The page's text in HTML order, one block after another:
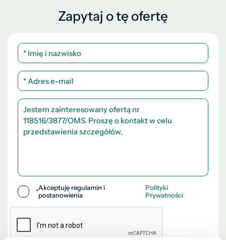
Zapytaj o tę ofertę
*Akceptuję regulamin i
postanowienia
Polityki
Prywatności